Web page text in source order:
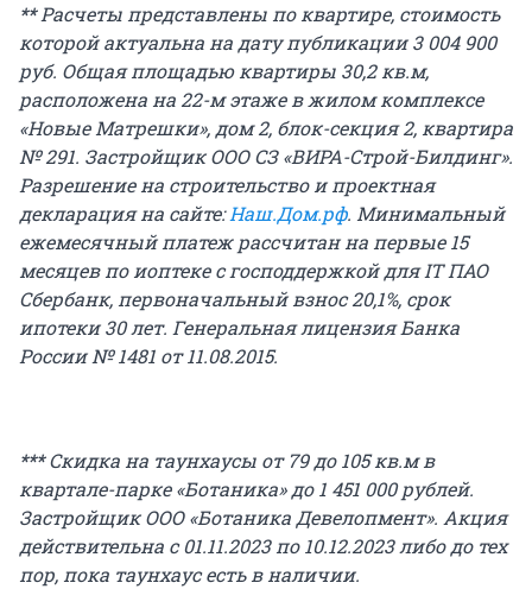
**Расчеты представлены по квартире, стоимость
которой актуальна на дату публикации3 004 900
руб. Общая площадью квартиры 30,2 кв.м,
расположена на 22-м этаже в жилом комплексе
«Новые Матрешки»,дом 2, блок-секция 2, квартира
№ 291. Застройщик ООО СЗ «ВИРА-Строй-Билдинг».
Разрешение на строительство и проектная
декларация на сайте:Наш.Дом.рф. Минимальный
ежемесячный платеж рассчитан на первые 15
месяцев по иоптеке с господдержкой для IT ПАО
Сбербанк, первоначальный взнос 20,1%, срок
ипотеки 30 лет. Генеральная лицензия Банка
России №1481 от 11.08.2015.
***Скидка на таунхаусы от 79 до 105 кв.м в
квартале-парке «Ботаника» до 1 451 000 рублей.
Застройщик ООО «Ботаника Девелопмент». Акция
действительна с 01.11.2023 по 10.12.2023 либо до тех
пор, пока таунхаус есть в наличии.